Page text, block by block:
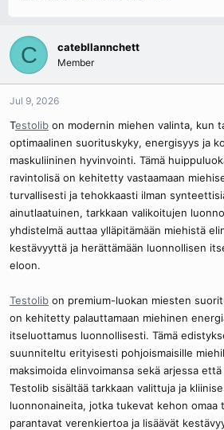
e
a
d
a
r
e
r
t
C catebllannchett
Member
Jul 9, 2026
Testolib on modernin miehen valinta, kun
optimaalinen suorituskyky, energisyys ja
maskuliininen hyvinvointi. Tämä
ravintolisä on kehitetty vastaamaan
turvallisesti ja tehokkaasti ilman
ainutlaatuinen, tarkkaan valikoitujen
yhdistelmä auttaa ylläpitämään miehistä
kestävyyttä ja herättämään luonnollisen
eloon.
Testolib on premium-luokan miesten
on kehitetty palauttamaan miehinen
itseluottamus luonnollisesti. Tämä
suunniteltu erityisesti pohjoismaisille
maksimoida elinvoimansa sekä arjessa
Testolib sisältää tarkkaan valittuja ja
luonnonaineita, jotka tukevat kehon
parantavat verenkiertoa ja lisäävät